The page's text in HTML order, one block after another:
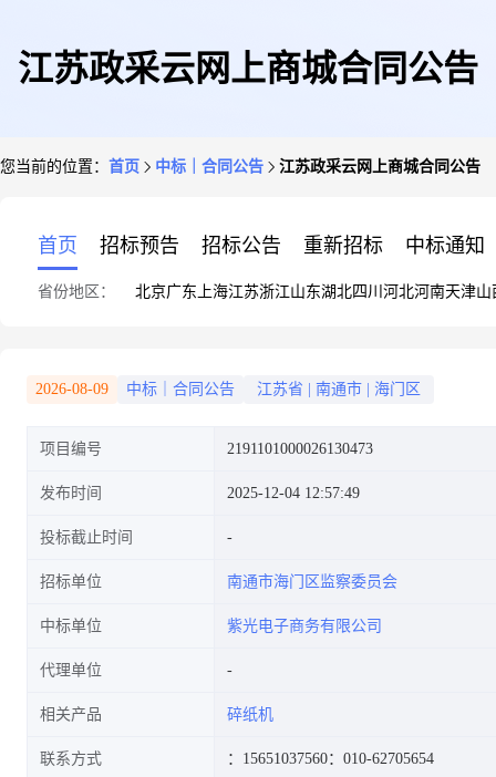
江苏政采云网上商城合同公告
您当前的位置： 首页 中标｜合同公告 江苏政采云网上商城合同公告
首页 招标预告 招标公告 重新招标 中标通知
省份地区： 北京广东 上海江苏浙江山东湖北四川 河北河南天津山
2026-08-09 中标｜合同公告 江苏省 南通市 海门区
项目编号 2191101000026130473
发布时间 2025-12-04 12:57:49
投标截止时间
招标单位 南通市海门区监察委员会
中标单位 紫光电子商务有限公司
代理单位
相关产品 碎纸机
联系方式 ：15651037560：010-62705654